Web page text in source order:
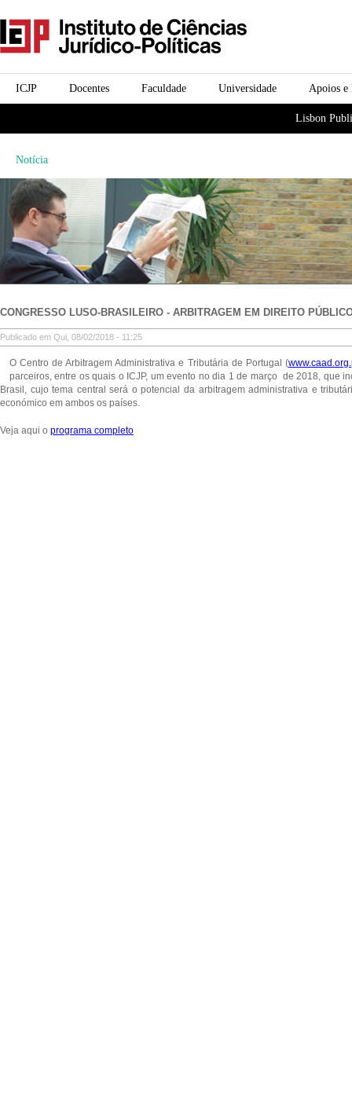
principal
icjp
menu-institucional Apoios e
Universidade
Faculdade
Docentes
ICJP
Lisbon
Notícia
CONGRESSO LUSO-BRASILEIRO - ARBITRAGEM EM DIREITO
Publicado em Qui, 08/02/2018 - 11:25
O Centro de Arbitragem Administrativa e Tributária de Portugal (
parceiros, entre os quais o ICJP, um evento no dia 1 de março de 2018, que
Brasil, cujo tema central será o potencial da arbitragem administrativa e
económico em ambos os países.
Veja aqui o programa completo